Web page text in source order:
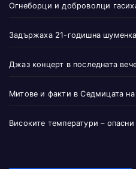
Огнеборци и доброволци
Задържаха 21-годишна
Джаз концерт в последната
Митове и факти в Седмицата
Високите температури –